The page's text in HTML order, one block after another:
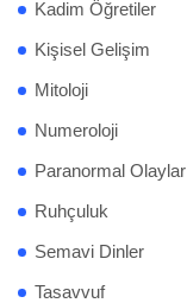
Kadim Öğretiler
Kişisel Gelişim
Mitoloji
Numeroloji
Paranormal Olaylar
Ruhçuluk
Semavi Dinler
Tasavvuf